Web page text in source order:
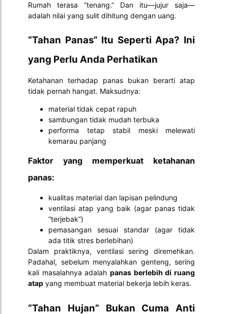
Rumah terasa “tenang.” Dan itu—jujur saja—
adalah nilai yang sulit dihitung dengan uang.
“Tahan Panas” Itu Seperti Apa? Ini
yang Perlu Anda Perhatikan
Ketahanan terhadap panas bukan berarti atap
tidak pernah hangat. Maksudnya:
material tidak cepat rapuh
sambungan tidak mudah terbuka
performa tetap stabil meski melewati
kemarau panjang
Faktor yang memperkuat ketahanan
panas:
kualitas material dan lapisan pelindung
ventilasi atap yang baik (agar panas tidak
“terjebak”)
pemasangan sesuai standar (agar tidak
ada titik stres berlebihan)
Dalam praktiknya, ventilasi sering diremehkan.
Padahal, sebelum menyalahkan genteng, sering
kali masalahnya adalah panas berlebih di ruang
atap yang membuat material bekerja lebih keras.
“Tahan Hujan” Bukan Cuma Anti